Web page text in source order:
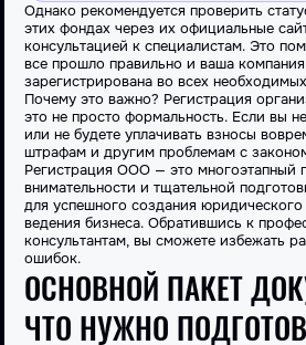
Однако рекомендуется проверить
этих фондах через их официальные
консультацией к специалистам. Это
все прошло правильно и ваша компания
зарегистрирована во всех
Почему это важно? Регистрация
это не просто формальность. Если вы
или не будете уплачивать взносы
штрафам и другим проблемам с
Регистрация ООО — это многоэтапный
внимательности и тщательной
для успешного создания
ведения бизнеса. Обратившись к
консультантам, вы сможете избежать
ошибок.
ОСНОВНОЙ ПАКЕТ
ЧТО НУЖНО